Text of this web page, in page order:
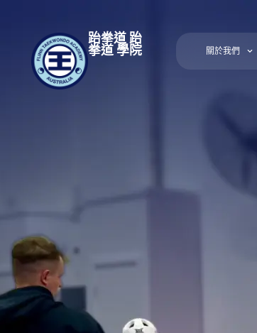
跆拳道 跆
拳道 學院
關於我們